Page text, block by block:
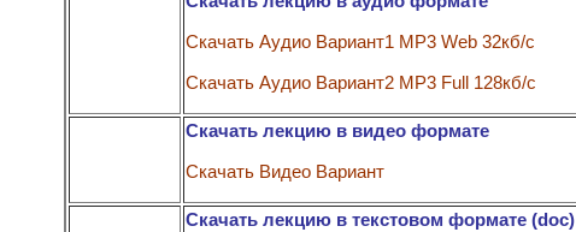
Скачать Аудио Вариант1 MP3 Web 32кб/с
Скачать Аудио Вариант2 MP3 Full 128кб/с
Скачать лекцию в видео формате
Скачать Видео Вариант
Скачать лекцию в текстовом формате (doc)